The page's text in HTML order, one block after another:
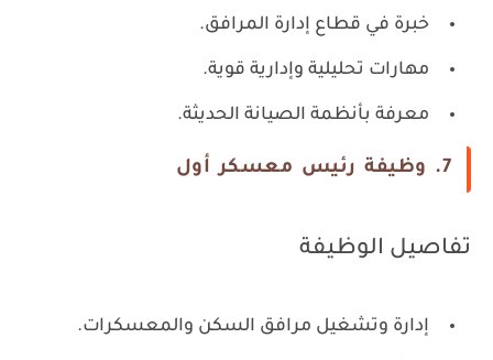
خبرة في قطاع إدارة المرافق.
مهارات تحليلية وإدارية قوية.
معرفة بأنظمة الصيانة الحديثة.
7. وظيفة رئيس معسكر أول
تفاصيل الوظيفة
إدارة وتشغيل مرافق السكن والمعسكرات.